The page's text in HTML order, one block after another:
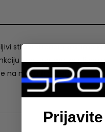
stilovi kupaćih kostima
kao oprema za
na moru ili bazenu.